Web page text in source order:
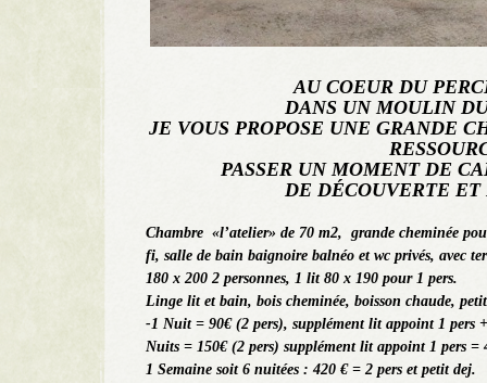
AU COEUR DU
DANS UN MOULIN
JE VOUS PROPOSE UNE GRANDE
PASSER UN MOMENT DE
DE DÉCOUVERTE
Chambre «l’atelier» de 70 m2, grande cheminée
fi, salle de bain baignoire balnéo et wc privés, avec
180 x 200 2 personnes, 1 lit 80 x 190 pour 1 pers.
Linge lit et bain, bois cheminée, boisson chaude,
-1 Nuit = 90€ (2 pers), supplément lit appoint 1 pers
Nuits = 150€ (2 pers) supplément lit appoint 1 pers =
1 Semaine soit 6 nuitées : 420 € = 2 pers et petit dej.